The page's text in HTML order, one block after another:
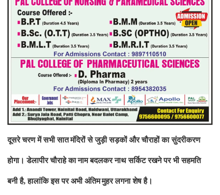
दूसरे चरण में सभी सातमंदिरों से जुड़ी सड़कों और चौराहों का सुंदरीकरण
होगा। डेलापीर चौराहे कानाम बदलकर नाथ सर्किट रखने पर भी सहमति
बनी है,हालांकि इस पर अभी अंतिममुहर लगना शेष है।